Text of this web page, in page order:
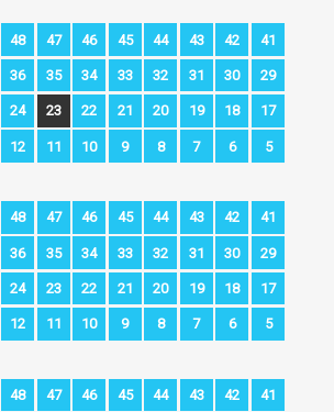
48 47 46 45 44 43 42 41
36 35 34 33 32 31 30 29
24 23 22 21 20 19 18 17
12 11 10 9 8 7 6 5
48 47 46 45 44 43 42 41
36 35 34 33 32 31 30 29
24 23 22 21 20 19 18 17
12 11 10 9 8 7 6 5
48 47 46 45 44 43 42 41